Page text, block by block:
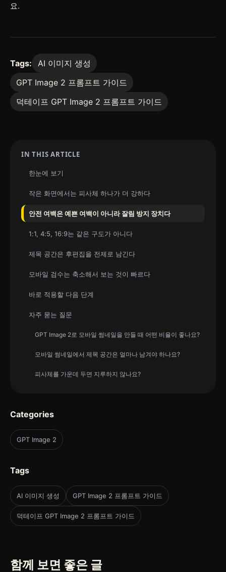
요.
Tags:
AI 이미지 생성
GPT Image 2 프롬프트 가이드
덕테이프 GPT Image 2 프롬프트 가이드
IN THIS ARTICLE
한눈에 보기
작은 화면에서는 피사체 하나가 더 강하다
안전 여백은 예쁜 여백이 아니라 잘림 방지 장치다
1:1, 4:5, 16:9는 같은 구도가 아니다
제목 공간은 후편집을 전제로 남긴다
모바일 검수는 축소해서 보는 것이 빠르다
바로 적용할 다음 단계
자주 묻는 질문
GPT Image 2로 모바일 썸네일을 만들 때 어떤 비율이 좋나요?
모바일 썸네일에서 제목 공간은 얼마나 남겨야 하나요?
피사체를 가운데 두면 지루하지 않나요?
Categories
GPT Image 2
Tags
AI 이미지 생성 GPT Image 2 프롬프트 가이드
덕테이프 GPT Image 2 프롬프트 가이드
함께 보면 좋은 글